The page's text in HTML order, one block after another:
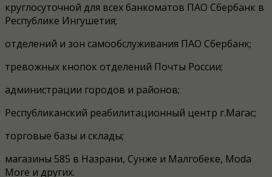
круглосуточной для всех банкоматов ПАО Сбербанк в
Республике Ингушетия;
отделений и зон самообслуживания ПАО Сбербанк;
тревожных кнопок отделений Почты России;
администрации городов и районов;
Республиканский реабилитационный центр г.Магас;
торговые базы и склады;
магазины 585 в Назрани, Сунже и Малгобеке, Moda
More и других.